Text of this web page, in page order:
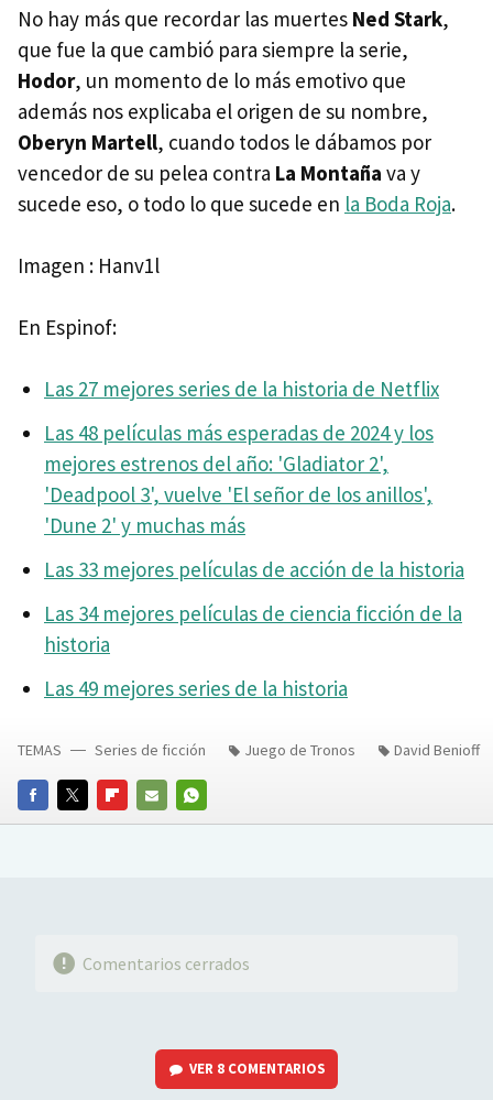
No hay más que recordar las muertes Ned Stark,
que fue la que cambió para siempre la serie,
Hodor, un momento de lo más emotivo que
además nos explicaba el origen de su nombre,
Oberyn Martell, cuando todos le dábamos por
vencedor de su pelea contra La Montaña va y
sucede eso, o todo lo que sucede en la Boda Roja.
Imagen : Hanv1l
En Espinof:
Las 27 mejores series de la historia de Netflix
Las 48 películas más esperadas de 2024 y los
mejores estrenos del año: 'Gladiator 2',
'Deadpool 3', vuelve 'El señor de los anillos',
'Dune 2' y muchas más
Las 33 mejores películas de acción de la historia
Las 34 mejores películas de ciencia ficción de la
historia
Las 49 mejores series de la historia
FACEBOOKTWITTERFLIPBOARD
E-
WHATSAPP
TEMAS Series de ficción Juego de Tronos David Benioff
Comentarios cerrados
VER 8 COMENTARIOS